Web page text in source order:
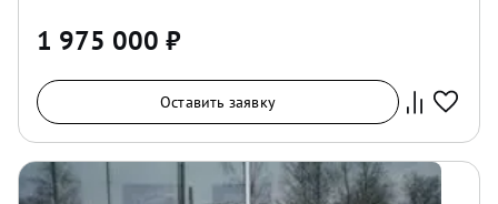
1 975 000 ₽
Оставить заявку